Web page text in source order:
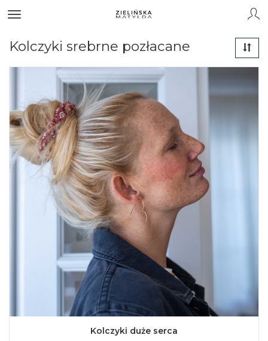
Kolczyki srebrne pozłacane
Kolczyki duże serca